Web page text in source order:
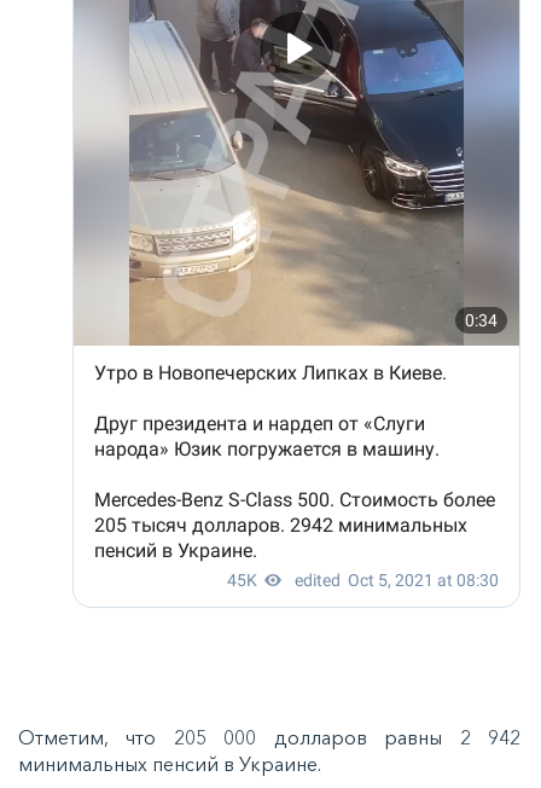
Отметим, что 205 000 долларов равны 2 942
минимальных пенсий в Украине.